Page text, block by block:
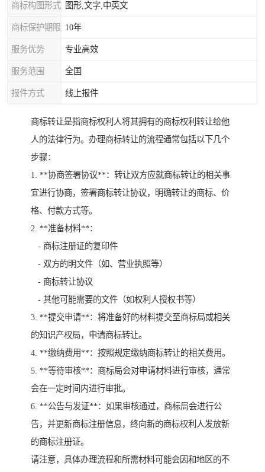
商标构图形式 图形,文字,中英文
商标保护期限 10年
服务优势 专业高效
服务范围 全国
报件方式 线上报件
商标转让是指商标权利人将其拥有的商标权利转让给他
人的法律行为。办理商标转让的流程通常包括以下几个
步骤：
1. **协商签署协议**：转让双方应就商标转让的相关事
宜进行协商，签署商标转让协议，明确转让的商标、价
格、付款方式等。
2. **准备材料**：
- 商标注册证的复印件
- 双方的明文件（如、营业执照等）
- 商标转让协议
- 其他可能需要的文件（如权利人授权书等）
3. **提交申请**：将准备好的材料提交至商标局或相关
的知识产权局，申请商标转让。
4. **缴纳费用**：按照规定缴纳商标转让的相关费用。
5. **等待审核**：商标局会对申请材料进行审核，通常
会在一定时间内进行审批。
6. **公告与发证**：如果审核通过，商标局会进行公
告，并更新商标注册信息，终向新的商标权利人发放新
的商标注册证。
请注意，具体办理流程和所需材料可能会因和地区的不